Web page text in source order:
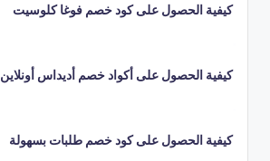
كيفية الحصول على كود خصم فوغا كلوسيت
كيفية الحصول على أكواد خصم أديداس أونلاين
كيفية الحصول على كود خصم طلبات بسهولة